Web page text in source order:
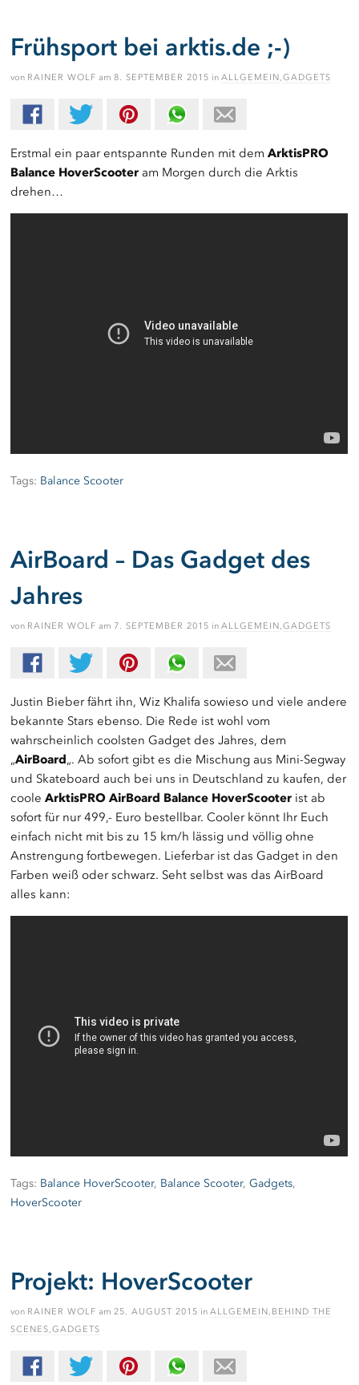
Frühsport bei arktis.de ;-)
von RAINER WOLF am8. SEPTEMBER 2015 inALLGEMEIN,GADGETS
Erstmal ein paar entspannte Runden mit demArktisPRO
Balance HoverScooter am Morgen durch die Arktis
drehen…
Tags: Balance Scooter
AirBoard – Das Gadget des
Jahres
von RAINER WOLF am 7. SEPTEMBER 2015 inALLGEMEIN ,GADGETS
Justin Bieber fährt ihn, Wiz Khalifa sowieso und viele andere
bekannte Stars ebenso. Die Rede ist wohl vom
wahrscheinlich coolsten Gadget des Jahres, dem
„AirBoard„. Ab sofort gibt es die Mischung aus Mini-Segway
und Skateboard auch bei uns in Deutschland zu kaufen, der
cooleArktisPRO AirBoard Balance HoverScooter ist ab
sofort für nur 499,- Euro bestellbar. Cooler könnt Ihr Euch
einfach nicht mit bis zu 15 km/h lässig und völlig ohne
Anstrengung fortbewegen. Lieferbar ist das Gadget in den
Farben weiß oder schwarz. Seht selbst was das AirBoard
alles kann:
Tags: Balance HoverScooter, Balance Scooter,Gadgets,
HoverScooter
Projekt: HoverScooter
von RAINER WOLF am25. AUGUST 2015 inALLGEMEIN , BEHIND THE
SCENES,GADGETS